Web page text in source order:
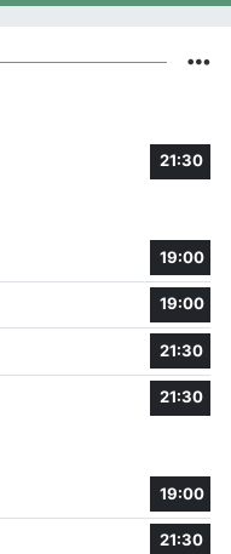
21:30
19:00
19:00
21:30
21:30
19:00
21:30